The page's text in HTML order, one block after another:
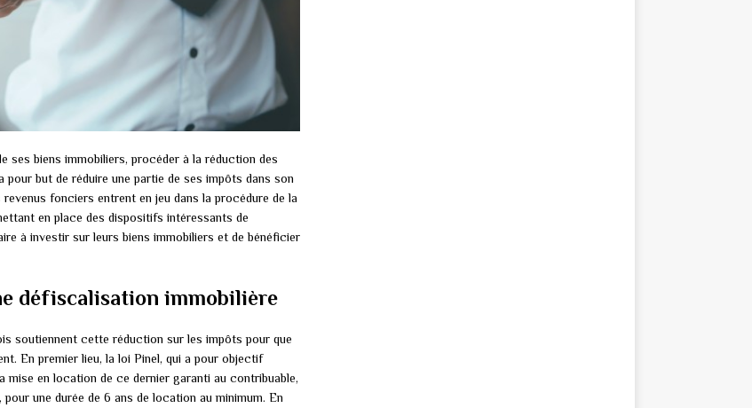
ses biens immobiliers, procéder à la réduction des
but de réduire une partie de ses impôts dans son
fonciers entrent en jeu dans la procédure de la
en place des dispositifs intéressants de
à investir sur leurs biens immobiliers et de bénéficier
défiscalisation immobilière
soutiennent cette réduction sur les impôts pour que
En premier lieu, la loi Pinel, qui a pour objectif
mise en location de ce dernier garanti au contribuable,
une durée de 6 ans de location au minimum. En